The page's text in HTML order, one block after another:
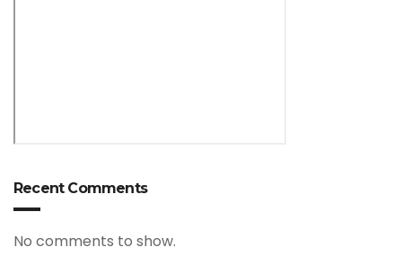
Recent Comments
No comments to show.